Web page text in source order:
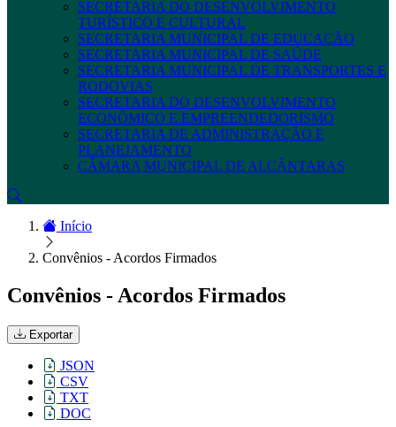
SECRETARIA DO DESENVOLVIMENTO
TURÍSTICO E CULTURAL
SECRETARIA MUNICIPAL DE EDUCAÇÃO
SECRETARIA MUNICIPAL DE SAÚDE
SECRETARIA MUNICIPAL DE TRANSPORTES E
RODOVIAS
SECRETARIA DO DESENVOLVIMENTO
ECONÔMICO E EMPREENDEDORISMO
SECRETARIA DE ADMINISTRAÇÃO E
PLANEJAMENTO
CÂMARA MUNICIPAL DE ALCÂNTARAS
Início
Convênios - Acordos Firmados
Convênios - Acordos Firmados
Exportar
JSON
CSV
TXT
DOC